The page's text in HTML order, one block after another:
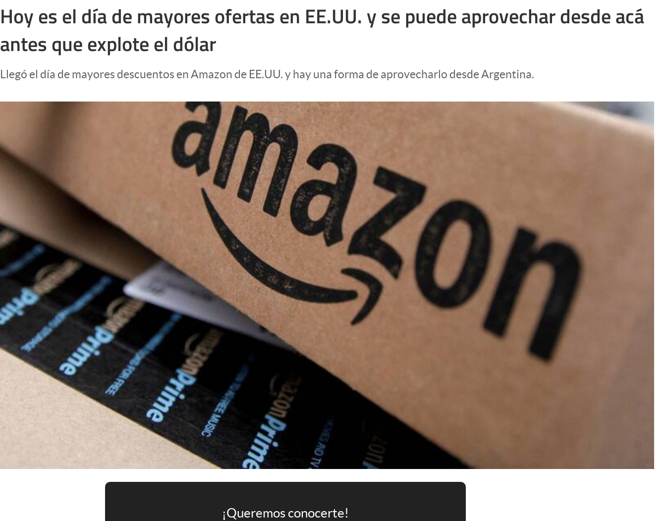
Clima
Eventos Corporativos
El Cronista Studio
Hoy es el día de mayores ofertas en EE.UU. y se puede aprovechar desde acá
antes que explote el dólar
Llegó el día de mayores descuentos en Amazon de EE.UU. y hay una forma de aprovecharlo desde Argentina.
¡Queremos conocerte!